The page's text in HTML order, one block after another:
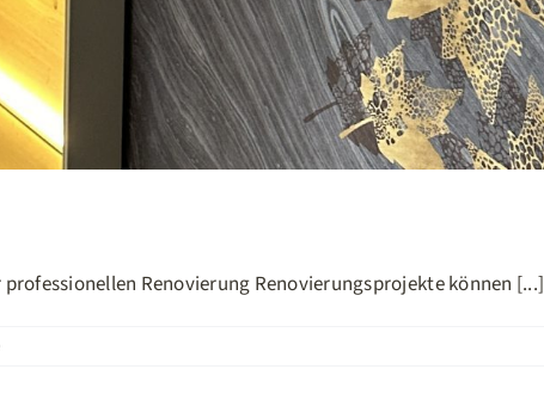
Renovierung Renovierungsprojekte können [...]